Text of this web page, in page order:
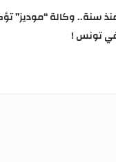
سنة.. وكالة “موديز”
تونس !